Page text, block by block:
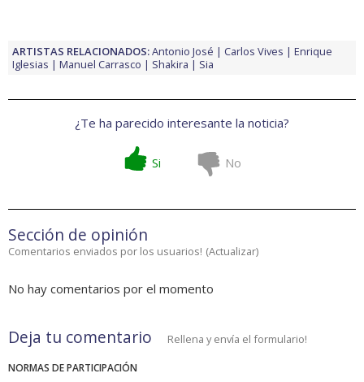
ARTISTAS RELACIONADOS:Antonio José Carlos Vives
Enrique
Iglesias
Manuel Carrasco Shakira Sia
¿Te ha parecido interesante la noticia?
Si No
Sección de opinión
Comentarios enviados por los usuarios! (Actualizar)
No hay comentarios por el momento
Deja tu comentario Rellena y envía el formulario!
NORMAS DE PARTICIPACIÓN